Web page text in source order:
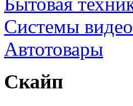
Cистемы
Автотовары
Скайп